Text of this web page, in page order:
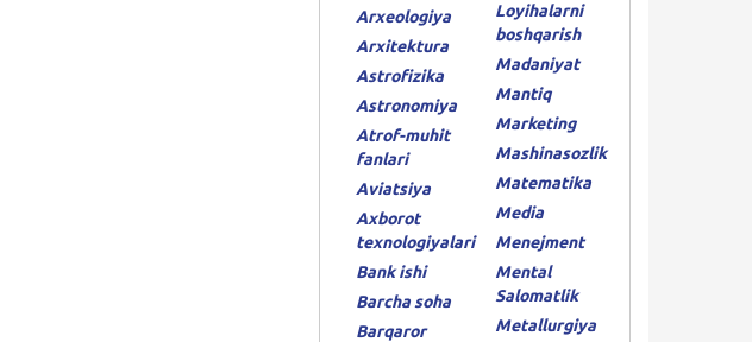
Arxeologiya
Arxitektura
Astrofizika
Astronomiya
Atrof-muhit
fanlari
Aviatsiya
Axborot
texnologiyalari
Bank ishi
Barcha soha
Barqaror
Loyihalarni
boshqarish
Madaniyat
Mantiq
Marketing
Mashinasozlik
Matematika
Media
Menejment
Mental
Salomatlik
Metallurgiya